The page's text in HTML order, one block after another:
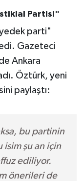
Partisi"
parti"
Gazeteci
Ankara
Öztürk, yeni
paylaştı:
bu partinin
isim şu an için
ediliyor.
önerileri de